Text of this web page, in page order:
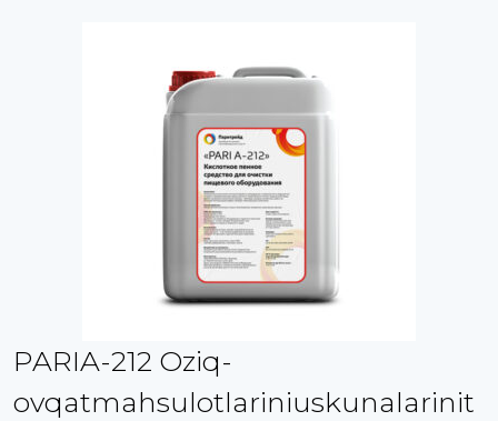
PARIA-212 Oziq-
ovqatmahsulotlariniuskunalarinit